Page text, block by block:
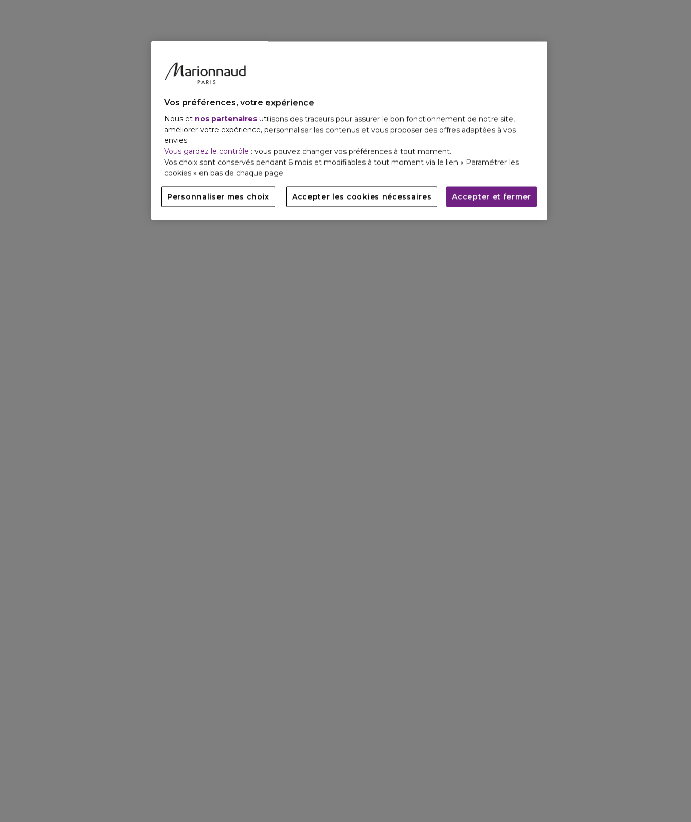
Vos préférences, votre expérience
Nous et nos partenaires utilisons des traceurs pour assurer le bon fonctionnement de notre site,
améliorer votre expérience, personnaliser les contenus et vous proposer des offres adaptées à vos
envies.
Vous gardez le contrôle : vous pouvez changer vos préférences à tout moment.
Vos choix sont conservés pendant 6 mois et modifiables à tout moment via le lien « Paramétrer les
cookies » en bas de chaque page.
Personnaliser mes choix Accepter les cookies nécessaires Accepter et fermer